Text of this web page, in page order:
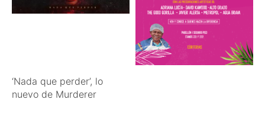
‘Nada que perder’, lo
nuevo de Murderer